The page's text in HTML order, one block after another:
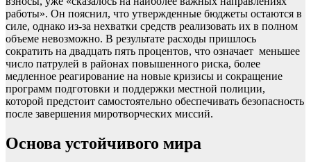
работы». Он пояснил, что утвержденные бюджеты остаются в
силе, однако из-за нехватки средств реализовать их в полном
объеме невозможно. В результате расходы пришлось
сократить на двадцать пять процентов, что означает меньшее
число патрулей в районах повышенного риска, более
медленное реагирование на новые кризисы и сокращение
программ подготовки и поддержки местной полиции,
которой предстоит самостоятельно обеспечивать безопасность
после завершения миротворческих миссий.
Основа устойчивого мира